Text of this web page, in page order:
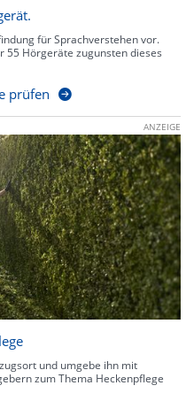
für Sprachverstehen vor.
55 Hörgeräte zugunsten dieses
prüfen
ANZEIGE
und umgebe ihn mit
zum Thema Heckenpflege